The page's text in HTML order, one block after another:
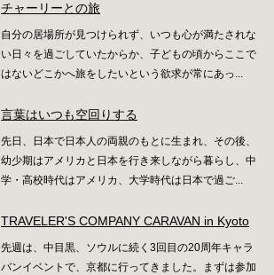
チャーリーとの旅
自分の居場所が見つけられず、いつも心が満たされな
い日々を過ごしていたからか、子どもの頃からここで
はないどこかへ旅をしたいという欲求が常にあっ...
言葉はいつも空回りする
先日、日本で日本人の両親のもとに生まれ、その後、
幼少期はアメリカと日本を行き来しながら暮らし、中
学・高校時代はアメリカ、大学時代は日本で過ご...
TRAVELER'S COMPANY CARAVAN in Kyoto
先週は、中目黒、ソウルに続く3回目の20周年キャラ
バンイベントで、京都に行ってきました。まずは参加